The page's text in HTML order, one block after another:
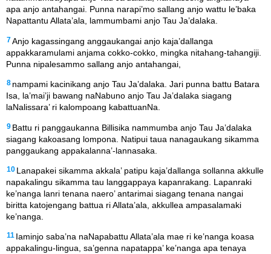
apa anjo antahangai. Punna narapi’mo sallang anjo wattu le’baka
Napattantu Allata’ala, lammumbami anjo Tau Ja’dalaka.
7Anjo kagassingang anggaukangai anjo kaja’dallanga
appakkaramulami anjama cokko-cokko, mingka nitahang-tahangiji.
Punna nipalesammo sallang anjo antahangai,
8 nampami kacinikang anjo Tau Ja’dalaka. Jari punna battu Batara
Isa, la’mai’ji bawang naNabuno anjo Tau Ja’dalaka siagang
laNalissara’ ri kalompoang kabattuanNa.
9 Battu ri panggaukanna Billisika nammumba anjo Tau Ja’dalaka
siagang kakoasang lompona. Natipui taua nanagaukang sikamma
panggaukang appakalanna’-lannasaka.
10 Lanapakei sikamma akkala’ patipu kaja’dallanga sollanna akkulle
napakalingu sikamma tau langgappaya kapanrakang. Lapanraki
ke’nanga lanri tenana naero’ antarimai siagang tenana nangai
biritta katojengang battua ri Allata’ala, akkullea ampasalamaki
ke’nanga.
11 Iaminjo saba’na naNapabattu Allata’ala mae ri ke’nanga koasa
appakalingu-lingua, sa’genna napatappa’ ke’nanga apa tenaya